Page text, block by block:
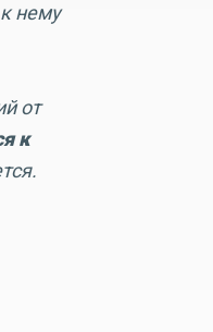
нему
от
к